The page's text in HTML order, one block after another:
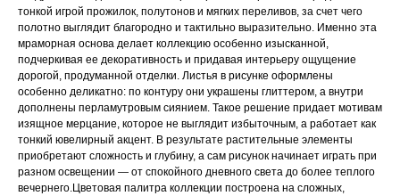
тонкой игрой прожилок, полутонов и мягких переливов, за счет чего
полотно выглядит благородно и тактильно выразительно. Именно эта
мраморная основа делает коллекцию особенно изысканной,
подчеркивая ее декоративность и придавая интерьеру ощущение
дорогой, продуманной отделки. Листья в рисунке оформлены
особенно деликатно: по контуру они украшены глиттером, а внутри
дополнены перламутровым сиянием. Такое решение придает мотивам
изящное мерцание, которое не выглядит избыточным, а работает как
тонкий ювелирный акцент. В результате растительные элементы
приобретают сложность и глубину, а сам рисунок начинает играть при
разном освещении — от спокойного дневного света до более теплого
вечернего.Цветовая палитра коллекции построена на сложных,